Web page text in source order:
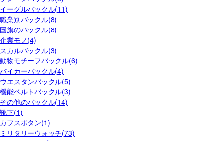
イーグルバックル(11)
職業別バックル(8)
国旗のバックル(8)
企業モノ(4)
スカルバックル(3)
動物モチーフバックル(6)
バイカーバックル(4)
ウエスタンバックル(5)
機能ベルトバックル(3)
その他のバックル(14)
靴下(1)
カフスボタン(1)
ミリタリーウォッチ(73)